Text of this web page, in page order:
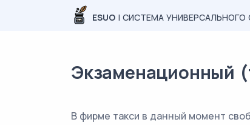
ESUO | СИСТЕМА УНИВЕРСАЛЬНОГО
Экзаменационный
В фирме такси в данный момент